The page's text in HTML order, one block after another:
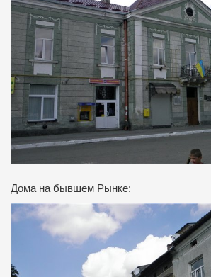
Дома на бывшем Рынке: